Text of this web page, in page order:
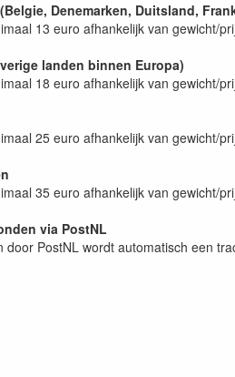
Denemarken, Duitsland,
13 euro afhankelijk van gewicht/
landen binnen Europa)
18 euro afhankelijk van gewicht/
25 euro afhankelijk van gewicht/
35 euro afhankelijk van gewicht/
via PostNL
door PostNL wordt automatisch een